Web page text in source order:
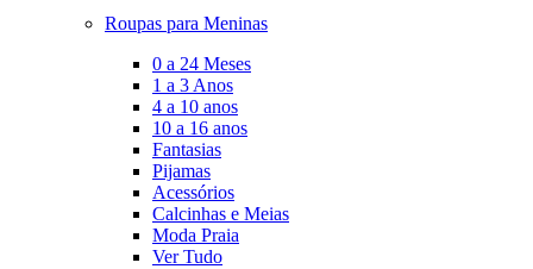
Roupas para Meninas
0 a 24 Meses
1 a 3 Anos
4 a 10 anos
10 a 16 anos
Fantasias
Pijamas
Acessórios
Calcinhas e Meias
Moda Praia
Ver Tudo